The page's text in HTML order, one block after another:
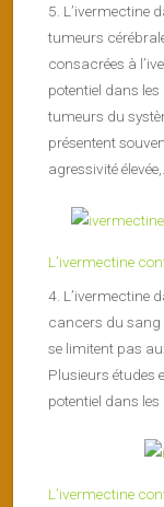
5. L’ivermectine
tumeurs
consacrées à
potentiel dans
tumeurs du
présentent
agressivité élevée,...
L’ivermectine
4. L’ivermectine
cancers du sang
se limitent pas
Plusieurs études
potentiel dans les
L’ivermectine